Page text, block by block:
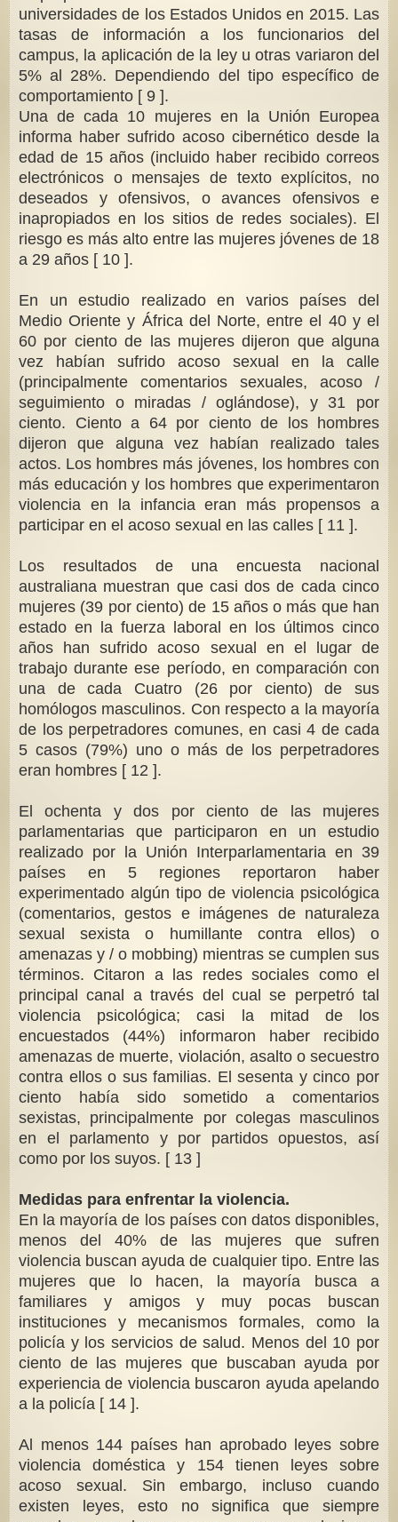
universidades de los Estados Unidos en 2015. Las
tasas de información a los funcionarios del
campus, la aplicación de la ley u otras variaron del
5% al ​​28%. Dependiendo del tipo específico de
comportamiento [ 9 ].
Una de cada 10 mujeres en la Unión Europea
informa haber sufrido acoso cibernético desde la
edad de 15 años (incluido haber recibido correos
electrónicos o mensajes de texto explícitos, no
deseados y ofensivos, o avances ofensivos e
inapropiados en los sitios de redes sociales). El
riesgo es más alto entre las mujeres jóvenes de 18
a 29 años [ 10 ].
En un estudio realizado en varios países del
Medio Oriente y África del Norte, entre el 40 y el
60 por ciento de las mujeres dijeron que alguna
vez habían sufrido acoso sexual en la calle
(principalmente comentarios sexuales, acoso /
seguimiento o miradas / oglándose), y 31 por
ciento. Ciento a 64 por ciento de los hombres
dijeron que alguna vez habían realizado tales
actos. Los hombres más jóvenes, los hombres con
más educación y los hombres que experimentaron
violencia en la infancia eran más propensos a
participar en el acoso sexual en las calles [ 11 ].
Los resultados de una encuesta nacional
australiana muestran que casi dos de cada cinco
mujeres (39 por ciento) de 15 años o más que han
estado en la fuerza laboral en los últimos cinco
años han sufrido acoso sexual en el lugar de
trabajo durante ese período, en comparación con
una de cada Cuatro (26 por ciento) de sus
homólogos masculinos. Con respecto a la mayoría
de los perpetradores comunes, en casi 4 de cada
5 casos (79%) uno o más de los perpetradores
eran hombres [ 12 ].
El ochenta y dos por ciento de las mujeres
parlamentarias que participaron en un estudio
realizado por la Unión Interparlamentaria en 39
países en 5 regiones reportaron haber
experimentado algún tipo de violencia psicológica
(comentarios, gestos e imágenes de naturaleza
sexual sexista o humillante contra ellos) o
amenazas y / o mobbing) mientras se cumplen sus
términos. Citaron a las redes sociales como el
principal canal a través del cual se perpetró tal
violencia psicológica; casi la mitad de los
encuestados (44%) informaron haber recibido
amenazas de muerte, violación, asalto o secuestro
contra ellos o sus familias. El sesenta y cinco por
ciento había sido sometido a comentarios
sexistas, principalmente por colegas masculinos
en el parlamento y por partidos opuestos, así
como por los suyos. [ 13 ]
Medidas para enfrentar la violencia.
En la mayoría de los países con datos disponibles,
menos del 40% de las mujeres que sufren
violencia buscan ayuda de cualquier tipo. Entre las
mujeres que lo hacen, la mayoría busca a
familiares y amigos y muy pocas buscan
instituciones y mecanismos formales, como la
policía y los servicios de salud. Menos del 10 por
ciento de las mujeres que buscaban ayuda por
experiencia de violencia buscaron ayuda apelando
a la policía [ 14 ].
Al menos 144 países han aprobado leyes sobre
violencia doméstica y 154 tienen leyes sobre
acoso sexual. Sin embargo, incluso cuando
existen leyes, esto no significa que siempre